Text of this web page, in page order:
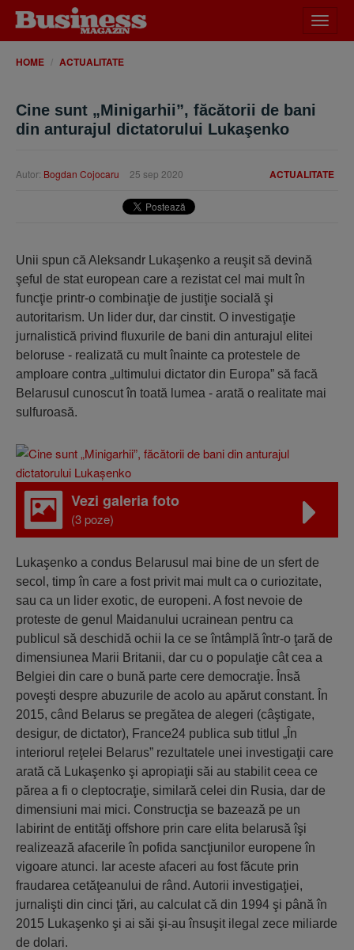
meniu
HOME ACTUALITATE
Cine sunt „Minigarhii”, făcătorii de bani
din anturajul dictatorului Lukaşenko
ACTUALITATE
Autor: Bogdan Cojocaru 25 sep 2020
Unii spun că Aleksandr Lukaşenko a reuşit să devină
şeful de stat european care a rezistat cel mai mult în
funcţie printr-o combinaţie de justiţie socială şi
autoritarism. Un lider dur, dar cinstit. O investigaţie
jurnalistică privind fluxurile de bani din anturajul elitei
beloruse - realizată cu mult înainte ca protestele de
amploare contra „ultimului dictator din Europa” să facă
Belarusul cunoscut în toată lumea - arată o realitate mai
sulfuroasă.
Vezi galeria foto
(3 poze)
Lukaşenko a condus Belarusul mai bine de un sfert de
secol, timp în care a fost privit mai mult ca o curiozitate,
sau ca un lider exotic, de europeni. A fost nevoie de
proteste de genul Maidanului ucrainean pentru ca
publicul să deschidă ochii la ce se întâmplă într-o ţară de
dimensiunea Marii Britanii, dar cu o populaţie cât cea a
Belgiei din care o bună parte cere democraţie. Însă
poveşti despre abuzurile de acolo au apărut constant. În
2015, când Belarus se pregătea de alegeri (câştigate,
desigur, de dictator), France24 publica sub titlul „În
interiorul reţelei Belarus” rezultatele unei investigaţii care
arată că Lukaşenko şi apropiaţii săi au stabilit ceea ce
părea a fi o cleptocraţie, similară celei din Rusia, dar de
dimensiuni mai mici. Construcţia se bazează pe un
labirint de entităţi offshore prin care elita belarusă îşi
realizează afacerile în pofida sancţiunilor europene în
vigoare atunci. Iar aceste afaceri au fost făcute prin
fraudarea cetăţeanului de rând. Autorii investigaţiei,
jurnalişti din cinci ţări, au calculat că din 1994 şi până în
2015 Lukaşenko şi ai săi şi-au însuşit ilegal zece miliarde
de dolari.